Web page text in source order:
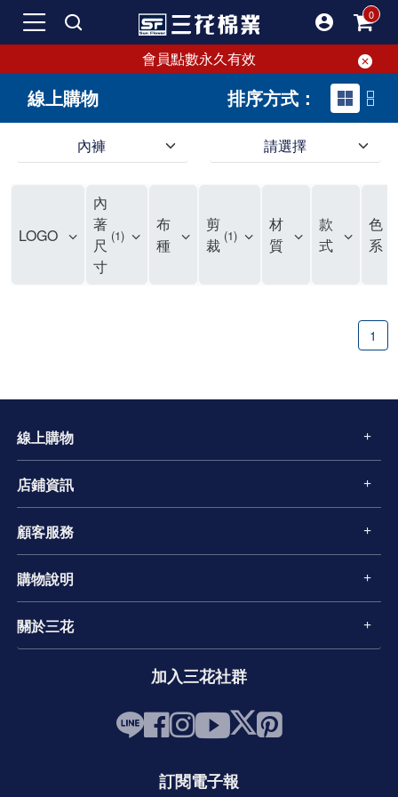
會員點數永久有效
線上購物 排序方式：
內褲 請選擇
LOGO
內
著
尺
寸
1
布
種
剪
裁 1
材
質
款
式
色
系
1
線上購物
店鋪資訊
顧客服務
購物說明
關於三花
加入三花社群
訂閱電子報